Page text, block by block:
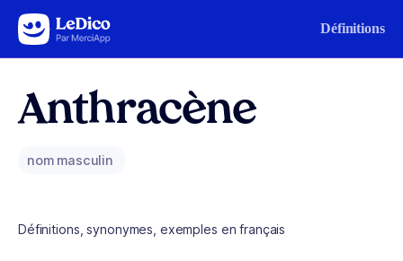
Aller au contenu Définitions
Anthracène
nom masculin
Définitions, synonymes, exemples en français